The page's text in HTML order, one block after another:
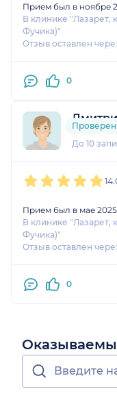
Прием был в ноябре
В клинике "Лазарет,
Фучика)"
Отзыв оставлен
0
4 оценки
До 10
Прием был в мае 2025
В клинике "Лазарет,
Фучика)"
Отзыв оставлен
0